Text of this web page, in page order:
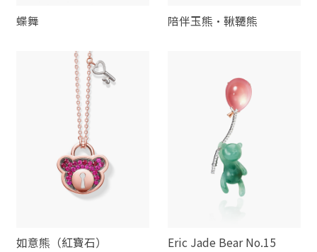
蝶舞 陪伴玉熊·鞦韆熊
如意熊（紅寶石） Eric Jade Bear No.15